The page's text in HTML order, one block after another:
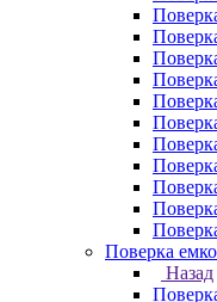
Поверка
Назад